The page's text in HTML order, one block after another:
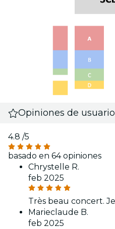
Opiniones de
4.8 /5
basado en 64 opiniones
Chrystelle R.
feb 2025
Très beau concert.
Marieclaude B.
feb 2025